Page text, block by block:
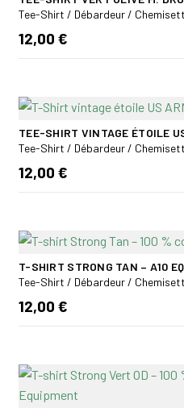
Tee-Shirt / Débardeur /
12,00 €
TEE-SHIRT VINTAGE ÉTOILE
Tee-Shirt / Débardeur /
12,00 €
T-SHIRT STRONG TAN – A10
Tee-Shirt / Débardeur /
12,00 €